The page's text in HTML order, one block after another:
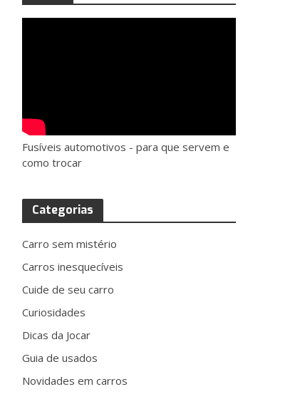
Fusíveis automotivos - para que servem e
como trocar
Categorias
Carro sem mistério
Carros inesquecíveis
Cuide de seu carro
Curiosidades
Dicas da Jocar
Guia de usados
Novidades em carros